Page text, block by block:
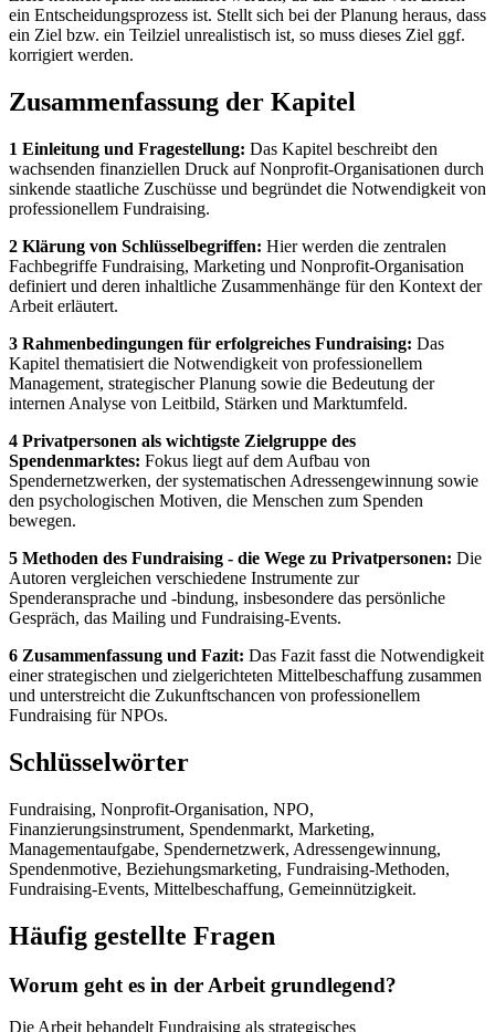
ein Entscheidungsprozess ist. Stellt sich bei der Planung heraus, dass
ein Ziel bzw. ein Teilziel unrealistisch ist, so muss dieses Ziel ggf.
korrigiert werden.
Zusammenfassung der Kapitel
1 Einleitung und Fragestellung: Das Kapitel beschreibt den
wachsenden finanziellen Druck auf Nonprofit-Organisationen durch
sinkende staatliche Zuschüsse und begründet die Notwendigkeit von
professionellem Fundraising.
2 Klärung von Schlüsselbegriffen: Hier werden die zentralen
Fachbegriffe Fundraising, Marketing und Nonprofit-Organisation
definiert und deren inhaltliche Zusammenhänge für den Kontext der
Arbeit erläutert.
3 Rahmenbedingungen für erfolgreiches Fundraising: Das
Kapitel thematisiert die Notwendigkeit von professionellem
Management, strategischer Planung sowie die Bedeutung der
internen Analyse von Leitbild, Stärken und Marktumfeld.
4 Privatpersonen als wichtigste Zielgruppe des
Spendenmarktes: Fokus liegt auf dem Aufbau von
Spendernetzwerken, der systematischen Adressengewinnung sowie
den psychologischen Motiven, die Menschen zum Spenden
bewegen.
5 Methoden des Fundraising - die Wege zu Privatpersonen: Die
Autoren vergleichen verschiedene Instrumente zur
Spenderansprache und -bindung, insbesondere das persönliche
Gespräch, das Mailing und Fundraising-Events.
6 Zusammenfassung und Fazit: Das Fazit fasst die Notwendigkeit
einer strategischen und zielgerichteten Mittelbeschaffung zusammen
und unterstreicht die Zukunftschancen von professionellem
Fundraising für NPOs.
Schlüsselwörter
Fundraising, Nonprofit-Organisation, NPO,
Finanzierungsinstrument, Spendenmarkt, Marketing,
Managementaufgabe, Spendernetzwerk, Adressengewinnung,
Spendenmotive, Beziehungsmarketing, Fundraising-Methoden,
Fundraising-Events, Mittelbeschaffung, Gemeinnützigkeit.
Häufig gestellte Fragen
Worum geht es in der Arbeit grundlegend?
Die Arbeit behandelt Fundraising als strategisches